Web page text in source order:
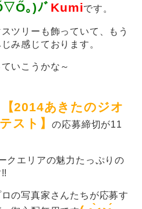
｡)ﾉﾞ Kumiです。
ツリーも飾っていて、もう
み感じております。
いこうかな～
【2014あきたのジオ
スト】の応募締切が11
クエリアの魅力たっぷりの
の写真家さんたちが応募す